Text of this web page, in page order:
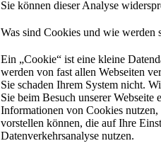
Sie können dieser Analyse
Was sind Cookies und wie werden
Ein „Cookie“ ist eine kleine
werden von fast allen Webseiten
Sie schaden Ihrem System nicht.
Sie beim Besuch unserer
Informationen von Cookies
vorstellen können, die auf Ihre
Datenverkehrsanalyse nutzen.